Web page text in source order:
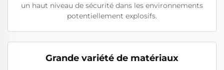
un haut niveau de sécurité dans les environnements
potentiellement explosifs.
Grande variété de matériaux